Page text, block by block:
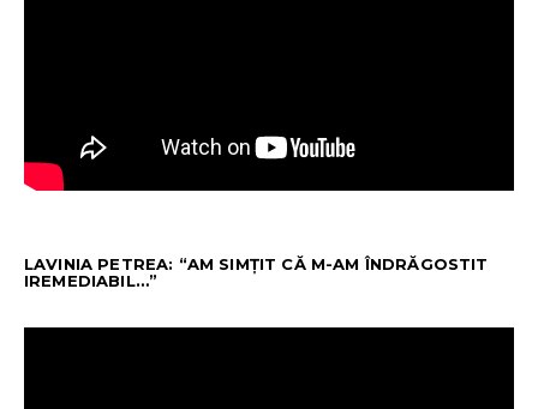
LAVINIA PETREA: “AM SIMȚIT CĂ M-AM ÎNDRĂGOSTIT
IREMEDIABIL…”